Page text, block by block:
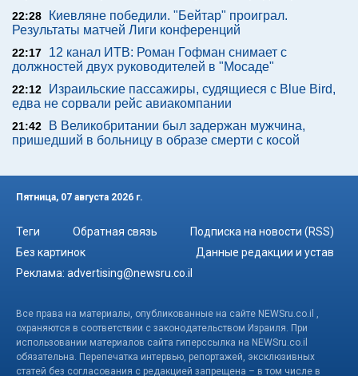
22:28
Киевляне победили. "Бейтар" проиграл.
Результаты матчей Лиги конференций
22:17
12 канал ИТВ: Роман Гофман снимает с
должностей двух руководителей в "Мосаде"
22:12
Израильские пассажиры, судящиеся с Blue Bird,
едва не сорвали рейс авиакомпании
21:42
В Великобритании был задержан мужчина,
пришедший в больницу в образе смерти с косой
Пятница, 07 августа 2026 г.
Теги Обратная связь
Подписка на новости (RSS)
Без картинок
Данные редакции и устав
Реклама: advertising@newsru.co.il
Все права на материалы, опубликованные на сайте NEWSru.co.il ,
охраняются в соответствии с законодательством Израиля. При
использовании материалов сайта гиперссылка на NEWSru.co.il
обязательна. Перепечатка интервью, репортажей, эксклюзивных
статей без согласования с редакцией запрещена – в том числе в